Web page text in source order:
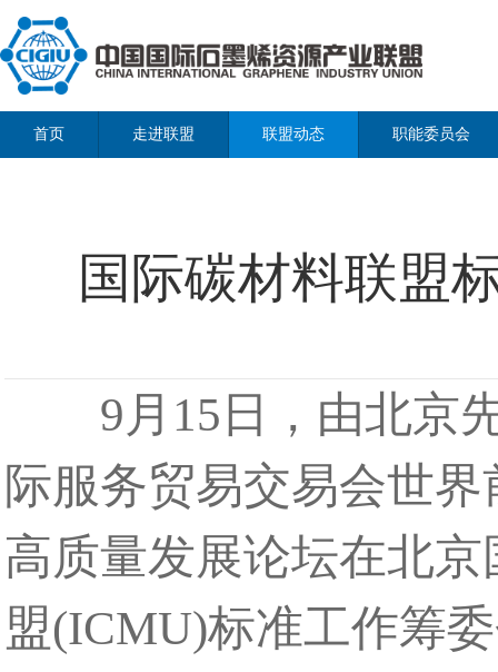
首页 走进联盟 联盟动态 职能委员会
国际碳材料联盟
9月15日，由北京先
际服务贸易交易会世
高质量发展论坛在北
盟(ICMU)标准工作筹